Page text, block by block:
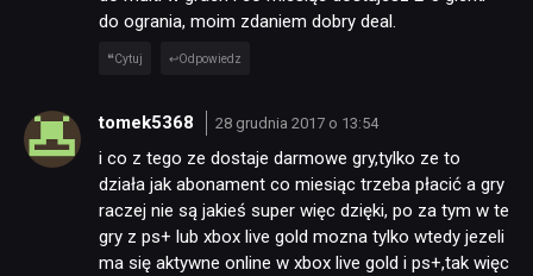
do ogrania, moim zdaniem dobry deal.
Cytuj Odpowiedz
tomek5368 28 grudnia 2017 o 13:54
i co z tego ze dostaje darmowe gry,tylko ze to
działa jak abonament co miesiąc trzeba płacić a gry
raczej nie są jakieś super więc dzięki, po za tym w te
gry z ps+ lub xbox live gold mozna tylko wtedy jezeli
ma się aktywne online w xbox live gold i ps+,tak więc